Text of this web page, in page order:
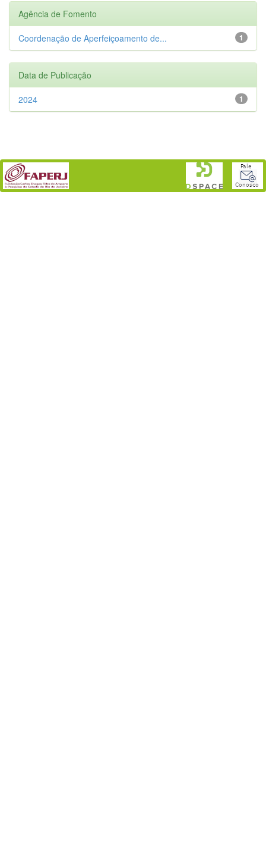
Agência de Fomento
1
Coordenação de Aperfeiçoamento de...
Data de Publicação
1
2024